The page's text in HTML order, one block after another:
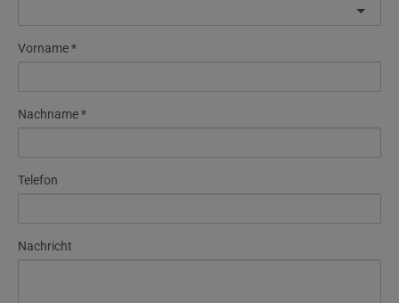
Vorname
Nachname
Telefon
Nachricht